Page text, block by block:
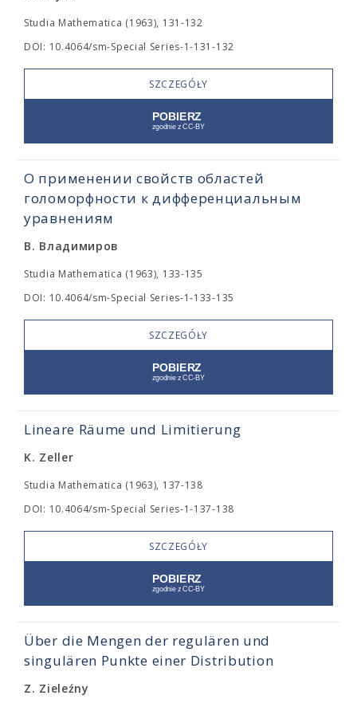
Studia Mathematica (1963), 131-132
DOI: 10.4064/sm-Special Series-1-131-132
SZCZEGÓŁY
О применении свойств областей
голоморфности к дифференциальным
уравнениям
В. Владимиров
Studia Mathematica (1963), 133-135
DOI: 10.4064/sm-Special Series-1-133-135
SZCZEGÓŁY
Lineare Räume und Limitierung
K. Zeller
Studia Mathematica (1963), 137-138
DOI: 10.4064/sm-Special Series-1-137-138
SZCZEGÓŁY
Über die Mengen der regulären und
singulären Punkte einer Distribution
Z. Zieleźny